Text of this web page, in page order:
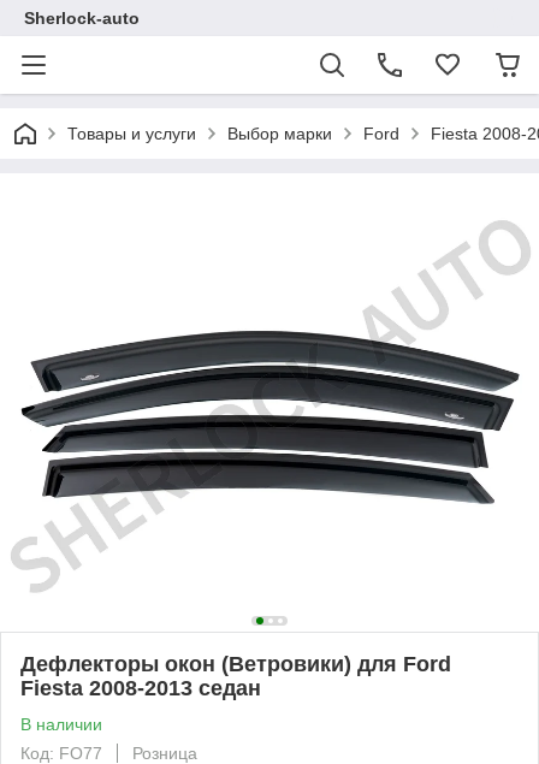
Sherlock-auto
Товары и услуги Выбор марки Ford Fiesta 2008-
Дефлекторы окон (Ветровики) для Ford
Fiesta 2008-2013 седан
В наличии
Код: FO77
Розница